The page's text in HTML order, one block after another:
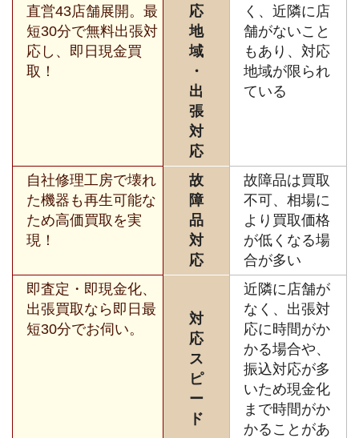
直営43店舗展開。最
短30分で無料出張対
応し、即日現金買
取！
応
地
域
・
出
張
対
応
く、近隣に店
舗がないこと
もあり、対応
地域が限られ
ている
自社修理工房で壊れ
た機器も再生可能な
ため高価買取を実
現！
故
障
品
対
応
故障品は買取
不可、相場に
より買取価格
が低くなる場
合が多い
即査定・即現金化、
出張買取なら即日最
短30分でお伺い。
対
応
ス
ピ
ー
ド
近隣に店舗が
なく、出張対
応に時間がか
かる場合や、
振込対応が多
いため現金化
まで時間がか
かることがあ